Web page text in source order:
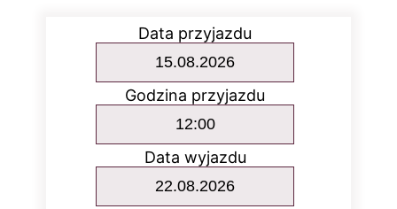
Data przyjazdu
Godzina przyjazdu
Data wyjazdu